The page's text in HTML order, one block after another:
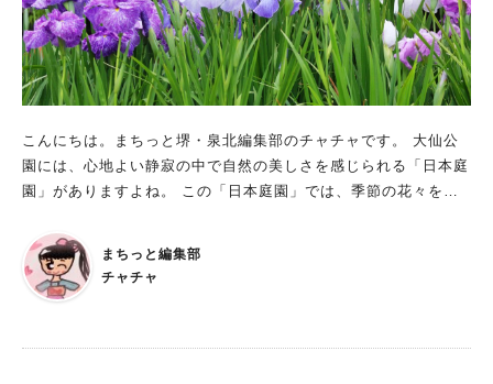
こんにちは。まちっと堺・泉北編集部のチャチャです。 大仙公
園には、心地よい静寂の中で自然の美しさを感じられる「日本庭
園」がありますよね。 この「日本庭園」では、季節の花々を楽
ていますか？ 今回は、5月下旬から6月中旬にかけて見頃を迎え
る“花菖蒲”を愛でられるイベントをご紹介します！ 花菖蒲展 期
間：2025年5月24日（土）～6月8日（日） 時間：9時～17時
まちっと編集部
チャチャ